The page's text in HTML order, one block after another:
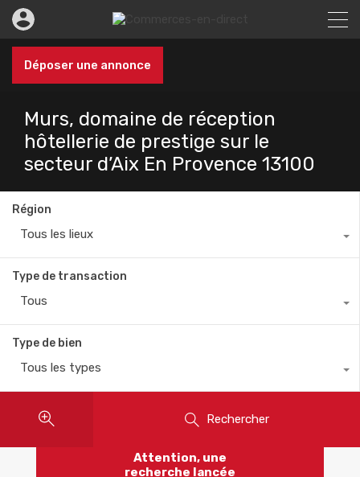
Déposer une annonce
Murs, domaine de réception
hôtellerie de prestige sur le
secteur d’Aix En Provence 13100
Région
Tous les lieux
Type de transaction
Tous
Type de bien
Tous les types
Rechercher
Attention, une
recherche lancée